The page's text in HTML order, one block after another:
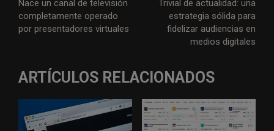
Nace un canal de televisión
completamente operado
por presentadores virtuales
Trivial de actualidad: una
estrategia sólida para
fidelizar audiencias en
medios digitales
ARTÍCULOS RELACIONADOS